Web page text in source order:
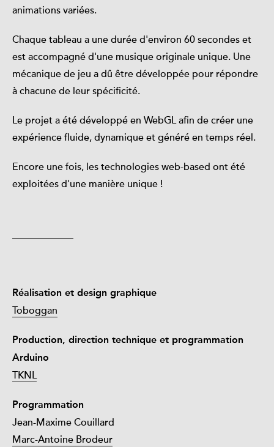
animations variées.
Chaque tableau a une durée d'environ 60 secondes et
est accompagné d'une musique originale unique. Une
mécanique de jeu a dû être développée pour répondre
à chacune de leur spécificité.
Le projet a été développé en WebGL afin de créer une
expérience fluide, dynamique et généré en temps réel.
Encore une fois, les technologies web-based ont été
exploitées d'une manière unique !
Réalisation et design graphique
Toboggan
Production, direction technique et programmation
Arduino
TKNL
Programmation
Jean-Maxime Couillard
Marc-Antoine Brodeur